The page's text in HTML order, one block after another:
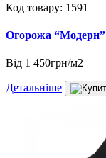
Код товару: 1591
Огорожа “Модерн”
Від 1 450грн/м2
Детальніше